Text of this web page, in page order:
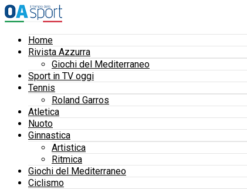
Home
Rivista Azzurra
Giochi del Mediterraneo
Sport in TV oggi
Tennis
Roland Garros
Atletica
Nuoto
Ginnastica
Artistica
Ritmica
Giochi del Mediterraneo
Ciclismo